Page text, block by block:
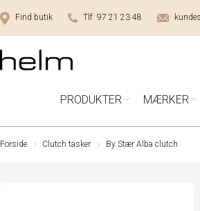
Find butik Tlf 97 21 23 48
PRODUKTER MÆRKER
Forside Clutch tasker By Stær Alba clutch